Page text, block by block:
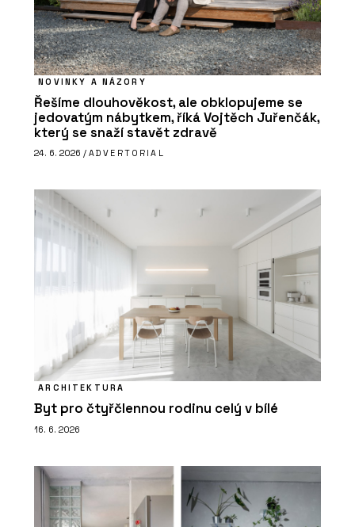
NOVINKY A NÁZORY
Řešíme dlouhověkost, ale obklopujeme se
jedovatým nábytkem, říká Vojtěch Juřenčák,
který se snaží stavět zdravě
24. 6. 2026 / ADVERTORIAL
ARCHITEKTURA
Byt pro čtyřčlennou rodinu celý v bílé
16. 6. 2026